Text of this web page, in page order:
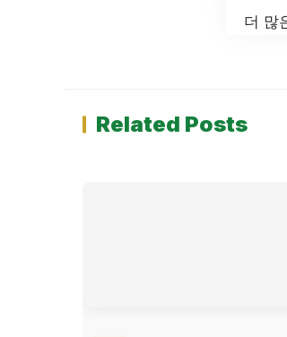
더 많
Related Posts